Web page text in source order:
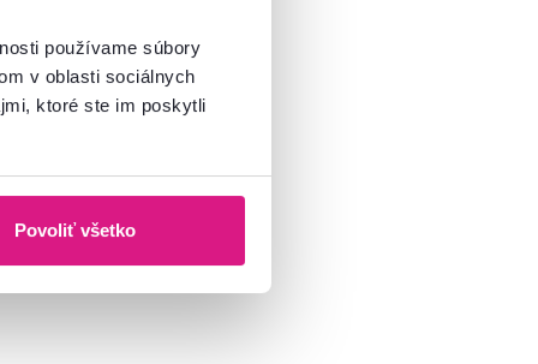
používame súbory
v oblasti sociálnych
ktoré ste im poskytli
Povoliť všetko